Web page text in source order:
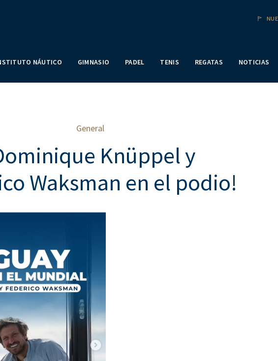
NÁUTICO GIMNASIO PADEL TENIS REGATAS NOTICIAS
General
Knüppel y
Waksman en el podio!